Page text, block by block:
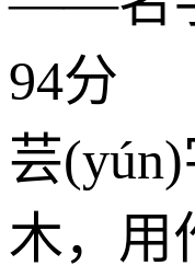
94分
芸
木，用